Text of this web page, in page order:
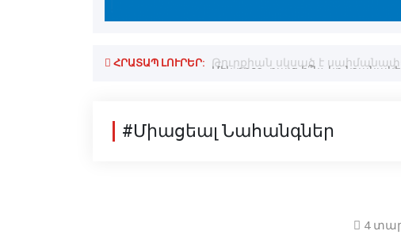
ՀՐԱՏԱՊ ԼՈՒՐԵՐ: Թուրքիան սկսած է
#Միացեալ Նահանգներ
4